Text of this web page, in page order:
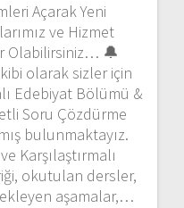
Açarak Yeni
ve Hizmet
Olabilirsiniz… 🔔
olarak sizler için
Edebiyat Bölümü &
Soru Çözdürme
bulunmaktayız.
Karşılaştırmalı
okutulan dersler,
aşamalar,…